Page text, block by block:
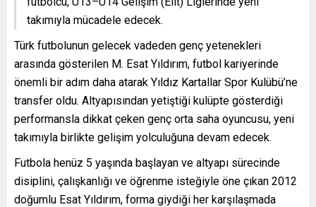
takımıyla mücadele edecek.
Türk futbolunun gelecek vadeden genç yetenekleri
arasında gösterilen M. Esat Yıldırım, futbol kariyerinde
önemli bir adım daha atarak Yıldız Kartallar Spor Kulübü’ne
transfer oldu. Altyapısından yetiştiği kulüpte gösterdiği
performansla dikkat çeken genç orta saha oyuncusu, yeni
takımıyla birlikte gelişim yolculuğuna devam edecek.
Futbola henüz 5 yaşında başlayan ve altyapı sürecinde
disiplini, çalışkanlığı ve öğrenme isteğiyle öne çıkan 2012
doğumlu Esat Yıldırım, forma giydiği her karşılaşmada